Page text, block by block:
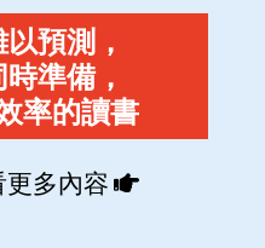
預測，
準備，
率的讀書
更多內容